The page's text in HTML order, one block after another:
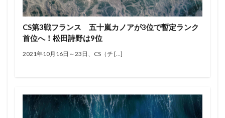
CS第3戦フランス 五十嵐カノアが3位で暫定ランク
首位へ！松田詩野は9位
2021年10月16日～23日、CS（チ […]
WSL
Y.U YouTube
アウトドア
イザベラ・ニコラス
インタビュー
インドネシア
エアー
オリンピック
オンショア
グランドチャンピオン
グリフィン・コラピント